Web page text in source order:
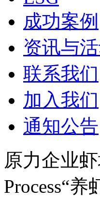
成功案例
资讯与
联系我们
加入我们
通知公告
原力企业
Process“